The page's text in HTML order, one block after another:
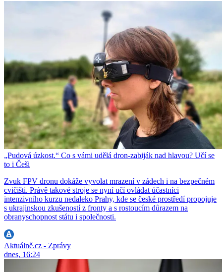
„Pudová úzkost.“ Co s vámi udělá dron-zabiják nad hlavou? Učí se
to i Češi
Zvuk FPV dronu dokáže vyvolat mrazení v zádech i na bezpečném
cvičišti. Právě takové stroje se nyní učí ovládat účastníci
intenzivního kurzu nedaleko Prahy, kde se české prostředí propojuje
s ukrajinskou zkušeností z fronty a s rostoucím důrazem na
obranyschopnost státu i společnosti.
Aktuálně.cz - Zprávy
dnes, 16:24